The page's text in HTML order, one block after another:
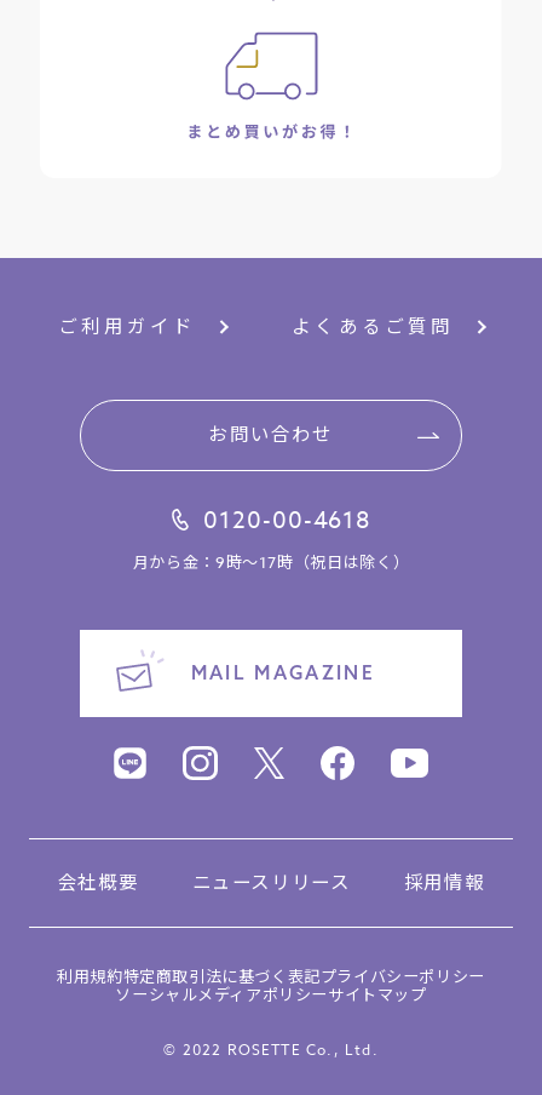
ご利用ガイド よくあるご質問
お問い合わせ
0120-00-4618
月から金：9時～17時（祝日は除く）
MAIL MAGAZINE
会社概要 ニュースリリース 採用情報
利用規約特定商取引法に基づく表記プライバシーポリシー
ソーシャルメディアポリシーサイトマップ
© 2022 ROSETTE Co., Ltd.